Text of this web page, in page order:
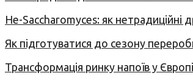
Не-Saccharomyces: як нетрадиційні
Як підготуватися до сезону
Трансформація ринку напоїв у